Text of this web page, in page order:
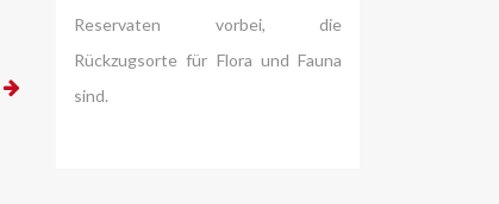
Reservaten vorbei, die
Rückzugsorte für Flora und Fauna
sind.